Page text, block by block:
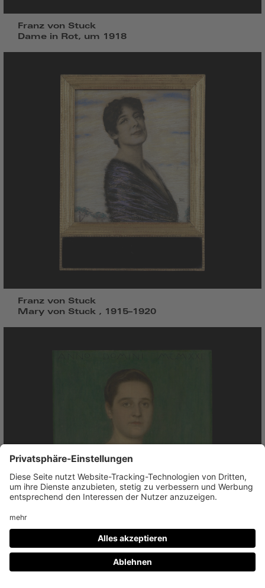
Franz von Stuck
Dame in Rot, um 1918
Franz von Stuck
Mary von Stuck , 1915–1920